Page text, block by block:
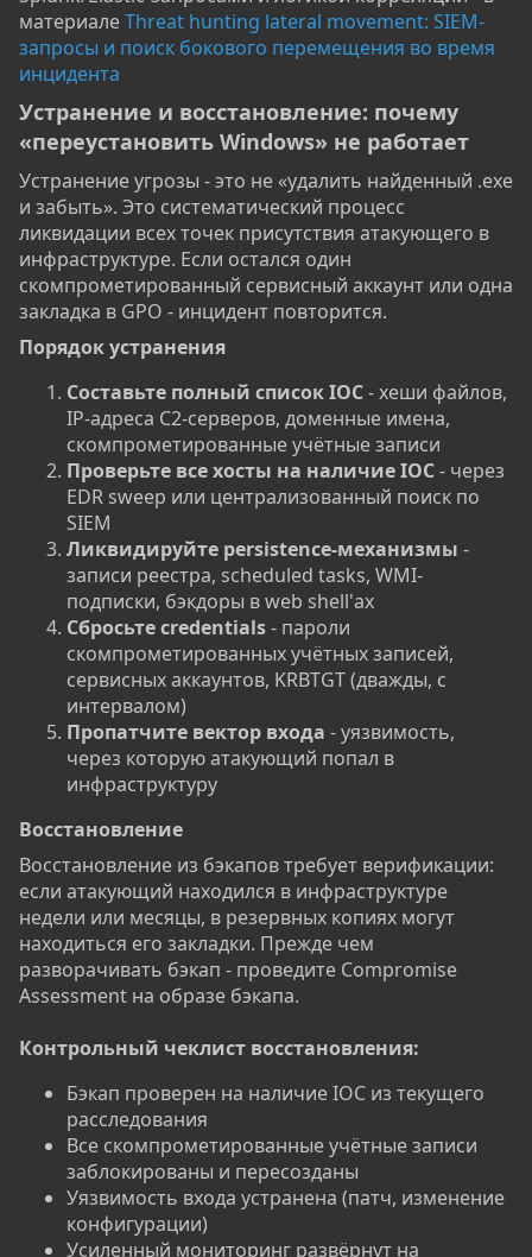
материалеThreat hunting lateral movement: SIEM-
запросы и поиск бокового перемещения во время
инцидента
Устранение и восстановление: почему
«переустановить Windows» не работает​
Устранение угрозы - это не «удалить найденный .exe
и забыть». Это систематический процесс
ликвидации всех точек присутствия атакующего в
инфраструктуре. Если остался один
скомпрометированный сервисный аккаунт или одна
закладка в GPO - инцидент повторится.
Порядок устранения​
Составьте полный список IOC- хеши файлов,
IP-адреса C2-серверов, доменные имена,
скомпрометированные учётные записи
Проверьте все хосты на наличие IOC- через
EDR sweep или централизованный поиск по
SIEM
Ликвидируйте persistence-механизмы -
записи реестра, scheduled tasks, WMI-
подписки, бэкдоры в web shell'ах
Сбросьте credentials- пароли
скомпрометированных учётных записей,
сервисных аккаунтов, KRBTGT (дважды, с
интервалом)
Пропатчите вектор входа - уязвимость,
через которую атакующий попал в
инфраструктуру
Восстановление​
Восстановление из бэкапов требует верификации:
если атакующий находился в инфраструктуре
недели или месяцы, в резервных копиях могут
находиться его закладки. Прежде чем
разворачивать бэкап - проведите Compromise
Assessment на образе бэкапа.
Контрольный чеклист восстановления:
Бэкап проверен на наличие IOC из текущего
расследования
Все скомпрометированные учётные записи
заблокированы и пересозданы
Уязвимость входа устранена (патч, изменение
конфигурации)
Усиленный мониторинг развёрнут на